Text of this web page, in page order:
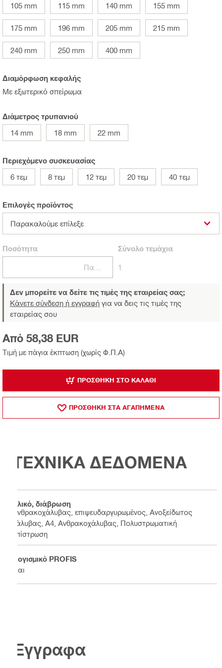
105 mm
115 mm 140 mm 155 mm
175 mm 196 mm 205 mm 215 mm
240 mm 250 mm 400 mm
Διαμόρφωση κεφαλής
Με εξωτερικό σπείρωμα
Διάμετρος τρυπανιού
14 mm
18 mm 22 mm
Περιεχόμενο συσκευασίας
6 τεμ
8 τεμ 12 τεμ 20 τεμ 40 τεμ
Επιλογές προϊόντος
Παρακαλούμε επίλεξε
Ποσότητα Σύνολοτεμάχια
1
Δεν μπορείτε να δείτε τις τιμές της εταιρείας σας;
Κάνετε σύνδεση ή εγγραφή για να δεις τις τιμές της
εταιρείας σου
Τιμή με πάγια έκπτωση (χωρίς Φ.Π.Α)
Από 58,38 EUR
ΠΡΟΣΘΉΚΗ ΣΤΟ ΚΑΛΆΘΙ
ΠΡΟΣΘΗΚΗ ΣΤΑ ΑΓΑΠΗΜΕΝΑ
ΤΕΧΝΙΚΑ ΔΕΔΟΜΕΝΑ
Υλικό, διάβρωση
Ανθρακοχάλυβας, επιψευδαργυρωμένος, Ανοξείδωτος
χάλυβας, Α4, Ανθρακοχάλυβας, Πολυστρωματική
επίστρωση
Λογισμικό PROFIS
Ναι
Έγγραφα